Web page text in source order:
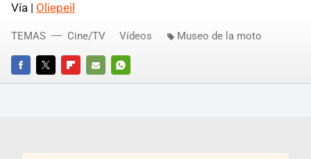
Vía | Oliepeil
FACEBOOKTWITTERFLIPBOARD
E-
WHATSAPP
TEMAS Cine/TV Vídeos Museo de la moto